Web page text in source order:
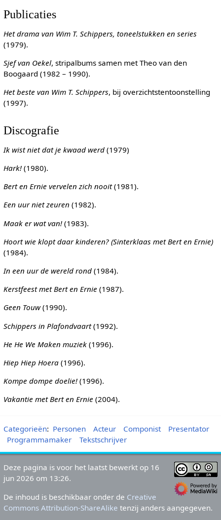
Publicaties
Het drama van Wim T. Schippers, toneelstukken en series
(1979).
Sjef van Oekel, stripalbums samen met Theo van den
Boogaard (1982 – 1990).
Het beste van Wim T. Schippers, bij overzichtstentoonstelling
(1997).
Discografie
Ik wist niet dat je kwaad werd(1979)
Hark!(1980).
Bert en Ernie vervelen zich nooit(1981).
Een uur niet zeuren (1982).
Maak er wat van!(1983).
Hoort wie klopt daar kinderen? (Sinterklaas met Bert en Ernie)
(1984).
In een uur de wereld rond(1984).
Kerstfeest met Bert en Ernie (1987).
Geen Touw(1990).
Schippers in Plafondvaart(1992).
He He We Maken muziek(1996).
Hiep Hiep Hoera(1996).
Kompe dompe doelie!(1996).
Vakantie met Bert en Ernie (2004).
Categorieën: Personen Acteur Componist
Presentator
Programmamaker
Tekstschrijver
Deze pagina is voor het laatst bewerkt op 16
jun 2026 om 13:26.
De inhoud is beschikbaar onder de Creative
Commons Attribution-ShareAlike tenzij anders aangegeven.